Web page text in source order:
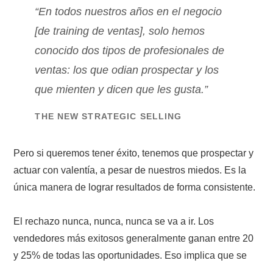
“En todos nuestros años en el negocio
[de training de ventas], solo hemos
conocido dos tipos de profesionales de
ventas: los que odian prospectar y los
que mienten y dicen que les gusta.”
THE NEW STRATEGIC SELLING
Pero si queremos tener éxito, tenemos que prospectar y
actuar con valentía, a pesar de nuestros miedos. Es la
única manera de lograr resultados de forma consistente.
El rechazo nunca, nunca, nunca se va a ir. Los
vendedores más exitosos generalmente ganan entre 20
y 25% de todas las oportunidades. Eso implica que se